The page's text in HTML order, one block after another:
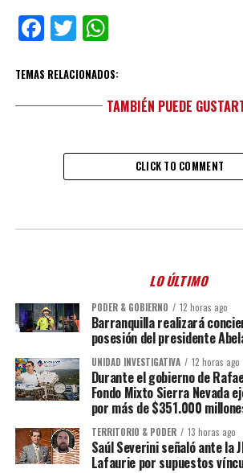
Facebook
TwitterWhatsApp
TEMAS RELACIONADOS:
TAMBIÉN PUEDE
CLICK TO COMMENT
LO ÚLTIMO
PODER & GOBIERNO 12 horas ago
Barranquilla realizará
posesión del presidente
UNIDAD INVESTIGATIVA 12 horas ago
Durante el gobierno de
Fondo Mixto Sierra Nevada
por más de $351.000
TERRITORIO & PODER 13 horas ago
Saúl Severini señaló ante la
Lafaurie por supuestos